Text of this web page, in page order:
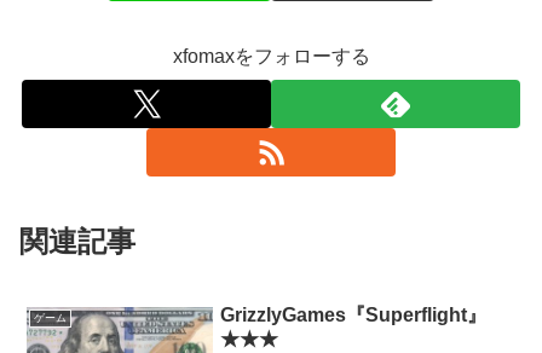
xfomaxをフォローする
関連記事
ゲーム
GrizzlyGames『Superflight』
★★★